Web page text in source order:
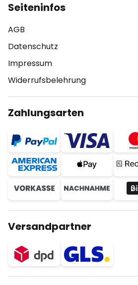
Seiteninfos
AGB
Datenschutz
Impressum
Widerrufsbelehrung
Zahlungsarten
Versandpartner